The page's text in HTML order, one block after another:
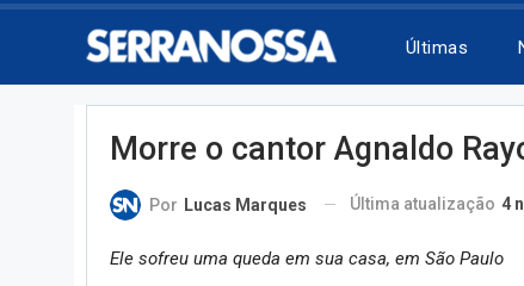
Últimas
Morre o cantor Agnaldo
Por Lucas Marques Última atualização 4
Ele sofreu uma queda em sua casa, em São Paulo